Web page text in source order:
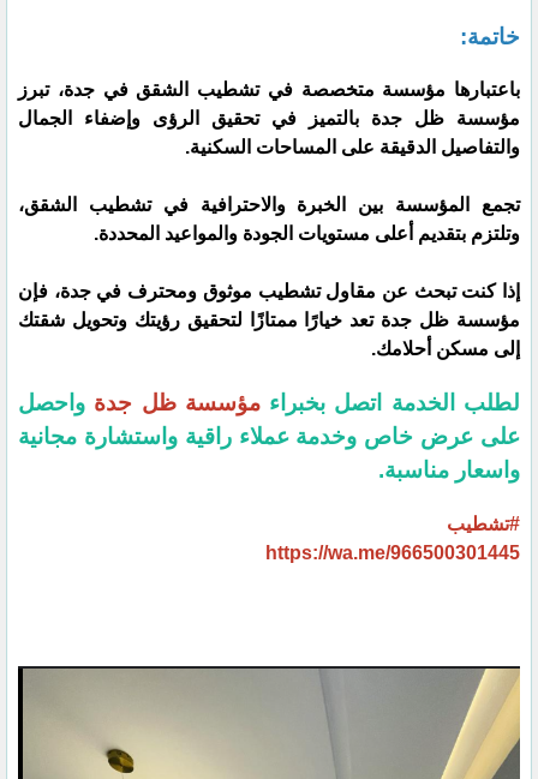
خاتمة:
باعتبارها مؤسسة متخصصة في تشطيب الشقق في جدة، تبرز
مؤسسة ظل جدة بالتميز في تحقيق الرؤى وإضفاء الجمال
والتفاصيل الدقيقة على المساحات السكنية.
تجمع المؤسسة بين الخبرة والاحترافية في تشطيب الشقق،
وتلتزم بتقديم أعلى مستويات الجودة والمواعيد المحددة.
إذا كنت تبحث عن مقاول تشطيب موثوق ومحترف في جدة، فإن
مؤسسة ظل جدة تعد خيارًا ممتازًا لتحقيق رؤيتك وتحويل شقتك
إلى مسكن أحلامك.
لطلب الخدمة اتصل بخبراءمؤسسة ظل جدة واحصل
على عرض خاص وخدمة عملاء راقية واستشارة مجانية
واسعار مناسبة.
#تشطيب
https://wa.me/966500301445